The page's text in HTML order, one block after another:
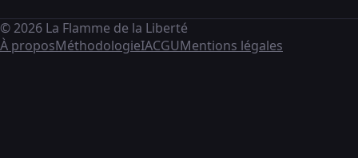
© 2026 La Flamme de la Liberté
À proposMéthodologieIACGUMentions légales